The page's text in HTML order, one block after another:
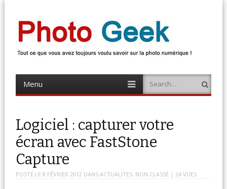
Photo Geek
Menu
content
Search
Logiciel : capturer votre
écran avec FastStone
Capture
POSTÉ LE8 FÉVRIER 2012 DANSACTUALITES, NON CLASSÉ | 24 VUES